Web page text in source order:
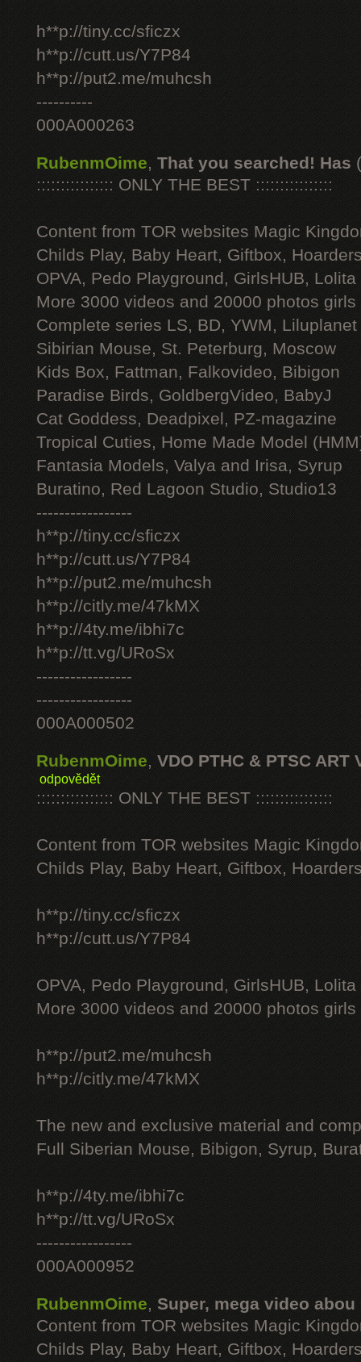
h**p://tiny.cc/sficzx
h**p://cutt.us/Y7P84
h**p://put2.me/muhcsh
----------
000A000263
RubenmOime, That you searched! Has
:::::::::::::::: ONLY THE BEST ::::::::::::::::
Content from TOR websites Magic
Childs Play, Baby Heart, Giftbox,
OPVA, Pedo Playground, GirlsHUB, Lolita
More 3000 videos and 20000 photos
Complete series LS, BD, YWM, Liluplanet
Sibirian Mouse, St. Peterburg, Moscow
Kids Box, Fattman, Falkovideo, Bibigon
Paradise Birds, GoldbergVideo, BabyJ
Cat Goddess, Deadpixel, PZ-magazine
Tropical Cuties, Home Made Model
Fantasia Models, Valya and Irisa, Syrup
Buratino, Red Lagoon Studio, Studio13
-----------------
h**p://tiny.cc/sficzx
h**p://cutt.us/Y7P84
h**p://put2.me/muhcsh
h**p://citly.me/47kMX
h**p://4ty.me/ibhi7c
h**p://tt.vg/URoSx
-----------------
-----------------
000A000502
RubenmOime, VDO PTHC & PTSC ART
odpovědět
:::::::::::::::: ONLY THE BEST ::::::::::::::::
Content from TOR websites Magic
Childs Play, Baby Heart, Giftbox,
h**p://tiny.cc/sficzx
h**p://cutt.us/Y7P84
OPVA, Pedo Playground, GirlsHUB, Lolita
More 3000 videos and 20000 photos
h**p://put2.me/muhcsh
h**p://citly.me/47kMX
The new and exclusive material and
Full Siberian Mouse, Bibigon, Syrup,
h**p://4ty.me/ibhi7c
h**p://tt.vg/URoSx
-----------------
000A000952
RubenmOime, Super, mega video abou
Content from TOR websites Magic
Childs Play, Baby Heart, Giftbox,